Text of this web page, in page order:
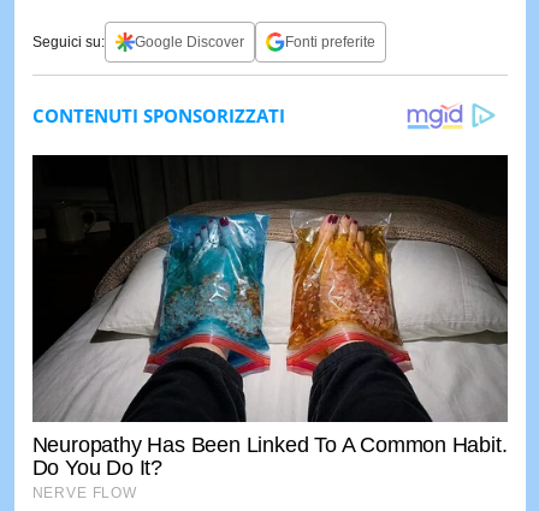
Seguici su: Google Discover Fonti preferite